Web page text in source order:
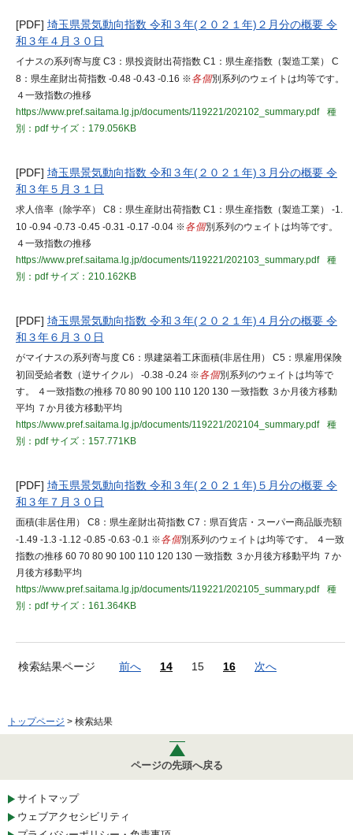
[PDF] 埼玉県景気動向指数 令和３年(２０２１年)２月分の概要 令
和３年４月３０日
イナスの系列寄与度 C3：県投資財出荷指数 C1：県生産指数（製造工業） C
8：県生産財出荷指数 -0.48 -0.43 -0.16 ※各個別系列のウェイトは均等です。
４一致指数の推移
https://www.pref.saitama.lg.jp/documents/119221/202102_summary.pdf
種
別：pdfサイズ：179.056KB
[PDF] 埼玉県景気動向指数 令和３年(２０２１年)３月分の概要 令
和３年５月３１日
求人倍率（除学卒） C8：県生産財出荷指数 C1：県生産指数（製造工業） -1.
10 -0.94 -0.73 -0.45 -0.31 -0.17 -0.04 ※各個別系列のウェイトは均等です。
４一致指数の推移
https://www.pref.saitama.lg.jp/documents/119221/202103_summary.pdf
種
別：pdfサイズ：210.162KB
[PDF] 埼玉県景気動向指数 令和３年(２０２１年)４月分の概要 令
和３年６月３０日
がマイナスの系列寄与度 C6：県建築着工床面積(非居住用） C5：県雇用保険
初回受給者数（逆サイクル） -0.38 -0.24 ※各個別系列のウェイトは均等で
す。 ４一致指数の推移 70 80 90 100 110 120 130 一致指数 ３か月後方移動
平均 ７か月後方移動平均
https://www.pref.saitama.lg.jp/documents/119221/202104_summary.pdf
種
別：pdfサイズ：157.771KB
[PDF] 埼玉県景気動向指数 令和３年(２０２１年)５月分の概要 令
和３年７月３０日
面積(非居住用） C8：県生産財出荷指数 C7：県百貨店・スーパー商品販売額
-1.49 -1.3 -1.12 -0.85 -0.63 -0.1 ※各個別系列のウェイトは均等です。 ４一致
指数の推移 60 70 80 90 100 110 120 130 一致指数 ３か月後方移動平均 ７か
月後方移動平均
https://www.pref.saitama.lg.jp/documents/119221/202105_summary.pdf
種
別：pdfサイズ：161.364KB
検索結果ページ 前へ 14 15 16 次へ
トップページ > 検索結果
ページの先頭へ戻る
サイトマップ
ウェブアクセシビリティ